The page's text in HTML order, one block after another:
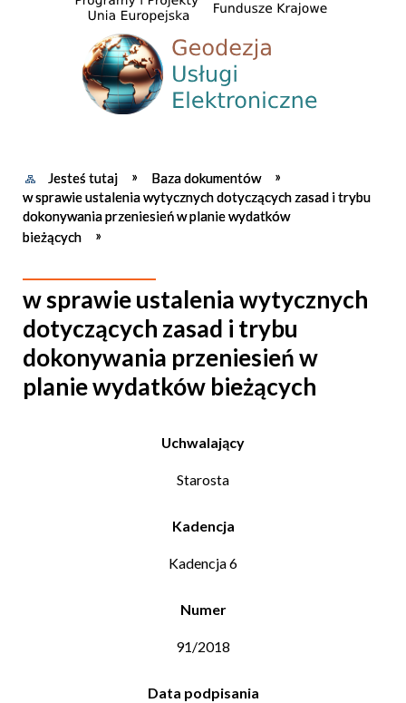
Jesteś tutaj
Baza dokumentów
w sprawie ustalenia wytycznych dotyczących zasad i trybu
dokonywania przeniesień w planie wydatków
bieżących
w sprawie ustalenia wytycznych
dotyczących zasad i trybu
dokonywania przeniesień w
planie wydatków bieżących
Uchwalający
Starosta
Kadencja
Kadencja 6
Numer
91/2018
Data podpisania